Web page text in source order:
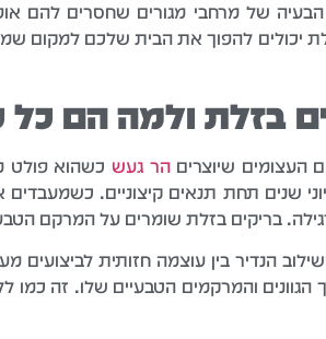
של מרחבי מגורים שחסרים להם
יכולים להפוך את הבית שלכם למקום
בזלת ולמה הם כל
העצומים שיוצריםהר געש כשהוא פולט
שנים תחת תנאים קיצוניים.
בריקים בזלת שומרים על המרקם
הנדיר בין עוצמה חזותית לביצועים
הגוונים והמרקמים הטבעיים שלו. זה